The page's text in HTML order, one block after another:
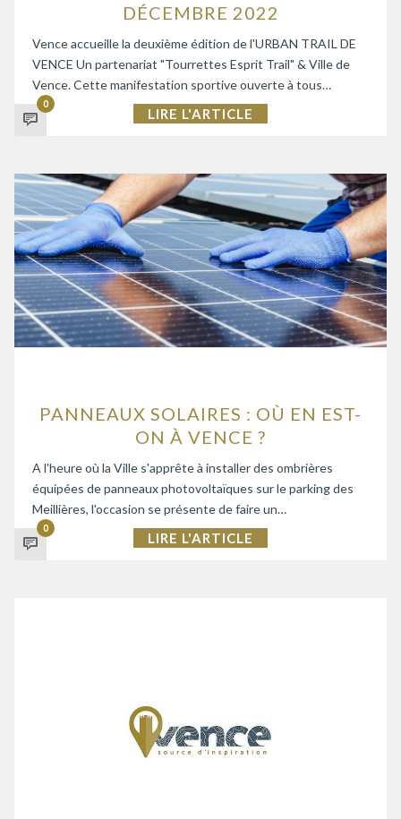
DÉCEMBRE 2022
Vence accueille la deuxième édition de l'URBAN TRAIL DE
VENCE Un partenariat "Tourrettes Esprit Trail" & Ville de
Vence. Cette manifestation sportive ouverte à tous…
0
LIRE L'ARTICLE
PANNEAUX SOLAIRES : OÙ EN EST-
ON À VENCE ?
A l'heure où la Ville s'apprête à installer des ombrières
équipées de panneaux photovoltaïques sur le parking des
Meillières, l'occasion se présente de faire un…
0
LIRE L'ARTICLE